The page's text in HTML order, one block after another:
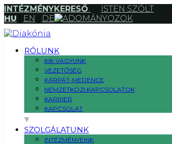
INTÉZMÉNYKERESŐ
ISTEN SZÓLT
HU
EN DE ADOMÁNYOZOK
RÓLUNK
KIK VAGYUNK
VEZETŐSÉG
KÁRPÁT-MEDENCE
NEMZETKÖZI KAPCSOLATOK
KARRIER
KAPCSOLAT
SZOLGÁLATUNK
INTÉZMÉNYEINK